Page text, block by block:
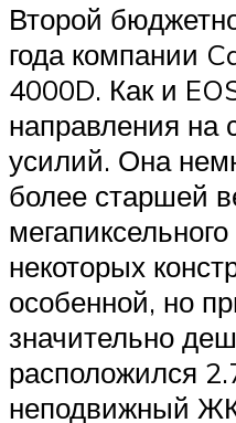
Второй
года компании
4000D. Как и
направления на
усилий. Она
более старшей
некоторых
особенной, но
значительно
расположился
неподвижный